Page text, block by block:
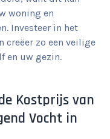
woning en
Investeer in het
creëer zo een veilige
en uw gezin.
Kostprijs van
Vocht in